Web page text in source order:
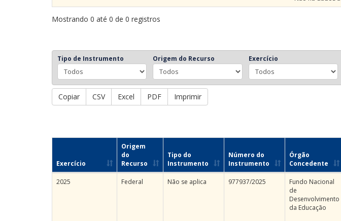
Mostrando 0 até 0 de 0 registros
Tipo de Instrumento Origem do Recurso Exercício
Copiar CSV Excel PDF Imprimir
Exercício
Origem
do
Recurso
Tipo do
Instrumento
Número do
Instrumento
Órgão
Concedente
2025 Federal Não se aplica 977937/2025
Fundo Nacional
de
Desenvolvimento
da Educação